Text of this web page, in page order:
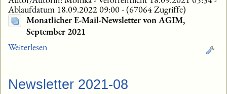
Ablaufdatum 18.09.2022 09:00-(67064 Zugriffe)
Monatlicher E-Mail-Newsletter von AGIM,
September 2021
Weiterlesen
Newsletter 2021-08